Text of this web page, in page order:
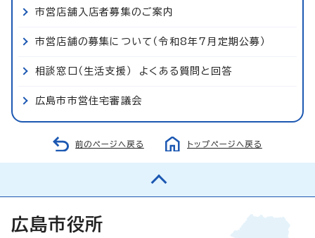
市営店舗入店者募集のご案内
市営店舗の募集について（令和8年7月定期公募）
相談窓口（生活支援） よくある質問と回答
広島市市営住宅審議会
前のページへ戻る トップページへ戻る
広島市役所